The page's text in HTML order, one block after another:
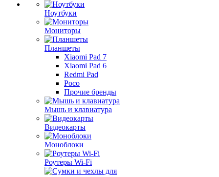
Ноутбуки
Мониторы
Планшеты
Xiaomi Pad 7
Xiaomi Pad 6
Redmi Pad
Poco
Прочие бренды
Мышь и клавиатура
Видеокарты
Моноблоки
Роутеры Wi-Fi